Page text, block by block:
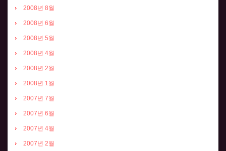
2008년 8월
2008년 6월
2008년 5월
2008년 4월
2008년 2월
2008년 1월
2007년 7월
2007년 6월
2007년 4월
2007년 2월